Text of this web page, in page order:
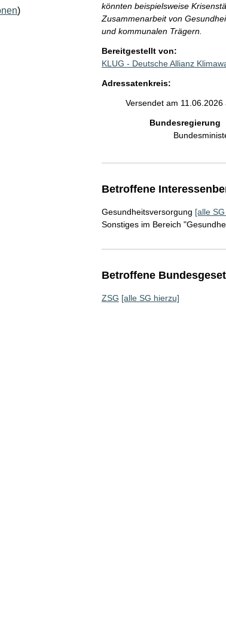
)
könnten beispielsweise
Zusammenarbeit von
und kommunalen Trägern.
Bereitgestellt von:
KLUG - Deutsche Allianz
Adressatenkreis:
Versendet am 11.06.2026
Bundesregierung
Betroffene
Gesundheitsversorgung [alle
Sonstiges im Bereich
Betroffene
ZSG [alle SG hierzu]